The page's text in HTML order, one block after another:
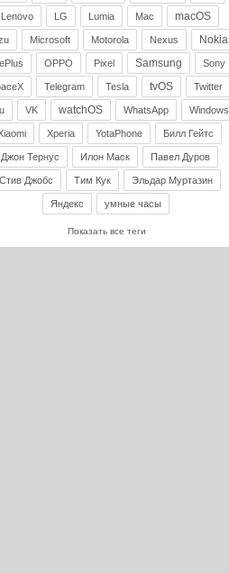
Lenovo LG Lumia Mac macOS
Microsoft Motorola Nexus Nokia
OPPO Pixel Samsung Sony
Telegram Tesla tvOS Twitter
VK watchOS WhatsApp Windows
Xperia YotaPhone Билл Гейтс
Джон Тернус Илон Маск Павел Дуров
Джобс Тим Кук Эльдар Муртазин
Яндекс умные часы
Показать все теги